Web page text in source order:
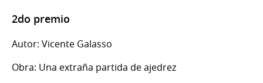
2do premio
Autor: Vicente Galasso
Obra: Una extraña partida de ajedrez